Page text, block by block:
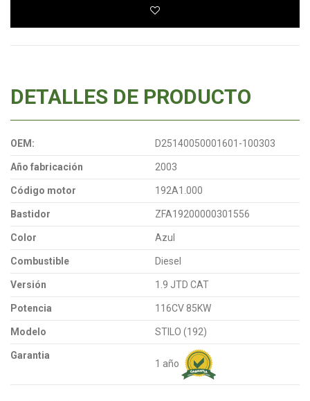
DETALLES DE PRODUCTO
OEM: D25140050001601-100303
Año fabricación 2003
Código motor 192A1.000
Bastidor ZFA19200000301556
Color Azul
Combustible Diesel
Versión 1.9 JTD CAT
Potencia 116CV 85KW
Modelo STILO (192)
Garantia
1 año